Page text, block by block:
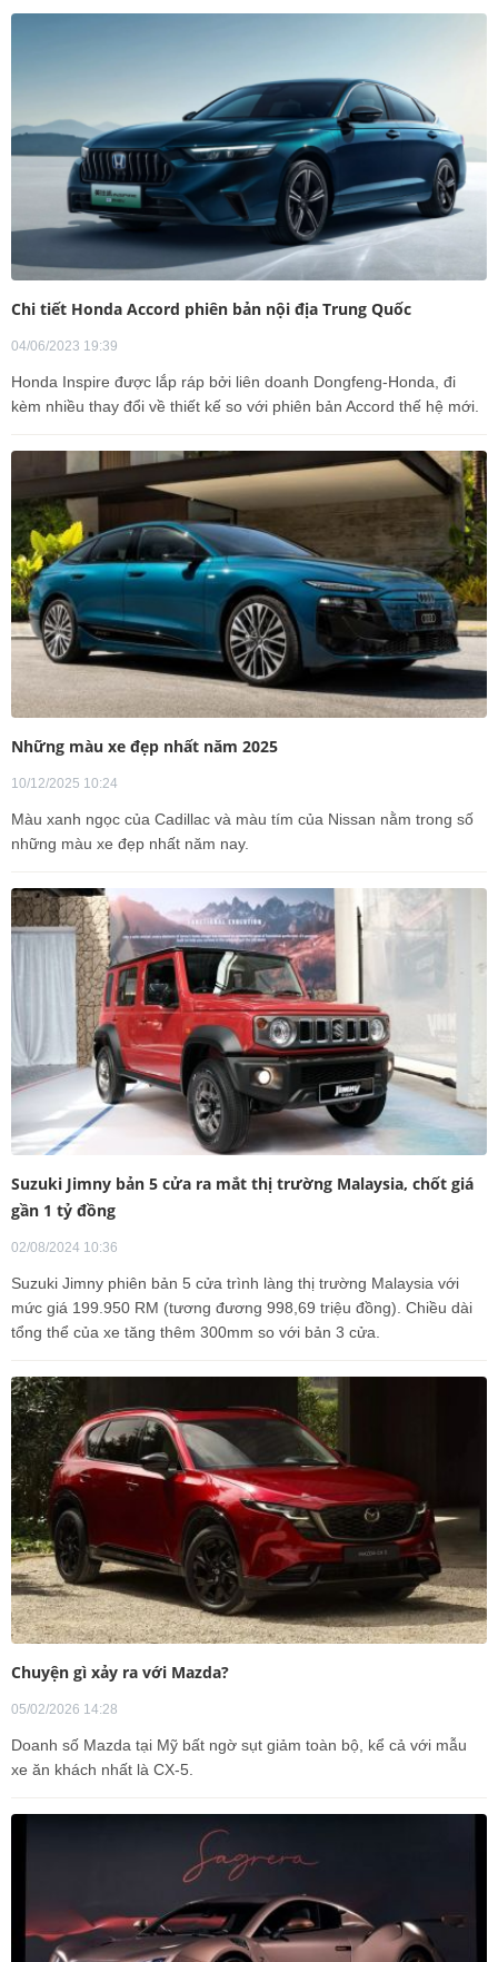
Chi tiết Honda Accord phiên bản nội địa Trung Quốc
04/06/2023 19:39
Honda Inspire được lắp ráp bởi liên doanh Dongfeng-Honda, đi
kèm nhiều thay đổi về thiết kế so với phiên bản Accord thế hệ mới.
Những màu xe đẹp nhất năm 2025
10/12/2025 10:24
Màu xanh ngọc của Cadillac và màu tím của Nissan nằm trong số
những màu xe đẹp nhất năm nay.
Suzuki Jimny bản 5 cửa ra mắt thị trường Malaysia, chốt giá
gần 1 tỷ đồng
02/08/2024 10:36
Suzuki Jimny phiên bản 5 cửa trình làng thị trường Malaysia với
mức giá 199.950 RM (tương đương 998,69 triệu đồng). Chiều dài
tổng thể của xe tăng thêm 300mm so với bản 3 cửa.
Chuyện gì xảy ra với Mazda?
05/02/2026 14:28
Doanh số Mazda tại Mỹ bất ngờ sụt giảm toàn bộ, kể cả với mẫu
xe ăn khách nhất là CX-5.